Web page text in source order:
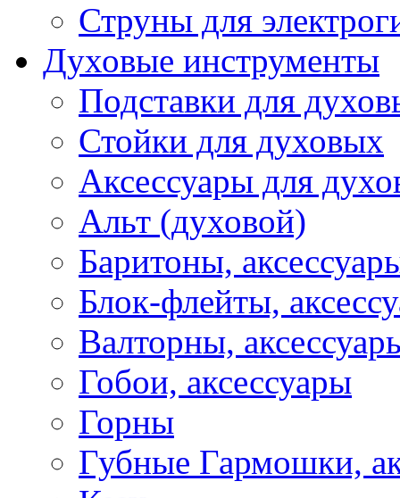
Струны для
Духовые инструменты
Подставки для
Стойки для духовых
Аксессуары для
Альт (духовой)
Баритоны,
Блок-флейты,
Валторны,
Гобои, аксессуары
Горны
Губные Гармошки,